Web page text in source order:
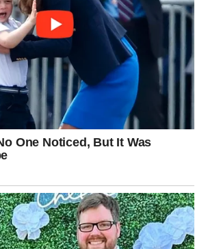
kontakt
da je odavno krenula dalje mogla
još postoje.
iskren razgovor.